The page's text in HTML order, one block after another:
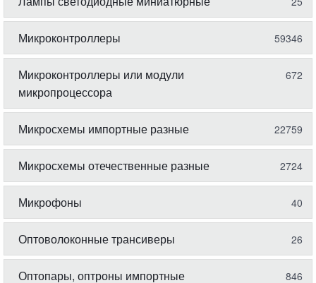
Микроконтроллеры 59346
Микроконтроллеры или модули
микропроцессора
672
Микросхемы импортные разные 22759
Микросхемы отечественные разные 2724
Микрофоны 40
Оптоволоконные трансиверы 26
Оптопары, оптроны импортные 846